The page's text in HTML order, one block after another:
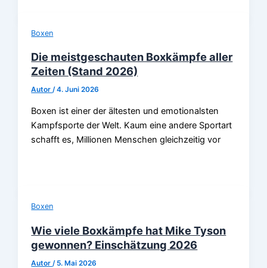
Boxen
Die meistgeschauten Boxkämpfe aller
Zeiten (Stand 2026)
Autor/4. Juni 2026
Boxen ist einer der ältesten und emotionalsten
Kampfsporte der Welt. Kaum eine andere Sportart
schafft es, Millionen Menschen gleichzeitig vor
Boxen
Wie viele Boxkämpfe hat Mike Tyson
gewonnen? Einschätzung 2026
Autor / 5. Mai 2026